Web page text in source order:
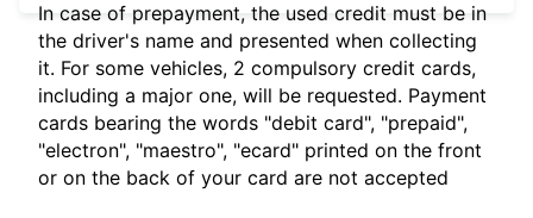
In case of prepayment, the used credit must be in
the driver's name and presented when collecting
it. For some vehicles, 2 compulsory credit cards,
including a major one, will be requested. Payment
cards bearing the words "debit card", "prepaid",
"electron", "maestro", "ecard" printed on the front
or on the back of your card are not accepted